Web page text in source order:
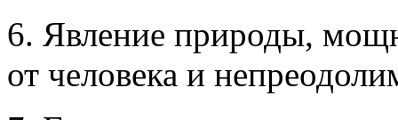
6. Явление природы,
от человека и